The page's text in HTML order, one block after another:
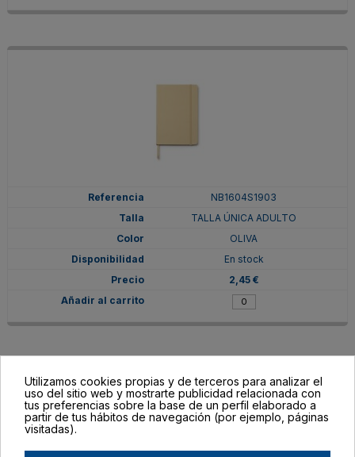
NB1604S1903
TALLA ÚNICA ADULTO
OLIVA
En stock
2,45 €
Utilizamos cookies propias y de terceros para analizar el
uso del sitio web y mostrarte publicidad relacionada con
tus preferencias sobre la base de un perfil elaborado a
partir de tus hábitos de navegación (por ejemplo, páginas
visitadas).